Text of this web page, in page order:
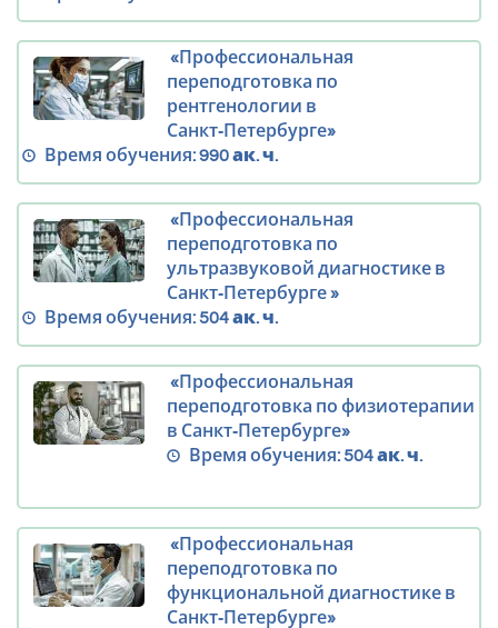
«Профессиональная
переподготовка по
рентгенологии в
Санкт‑Петербурге»
Время обучения:990 ак. ч.
«Профессиональная
переподготовка по
ультразвуковой диагностике в
Санкт‑Петербурге »
Время обучения:504 ак. ч.
«Профессиональная
переподготовка по физиотерапии
в Санкт‑Петербурге»
Время обучения:504 ак. ч.
«Профессиональная
переподготовка по
функциональной диагностике в
Санкт‑Петербурге»